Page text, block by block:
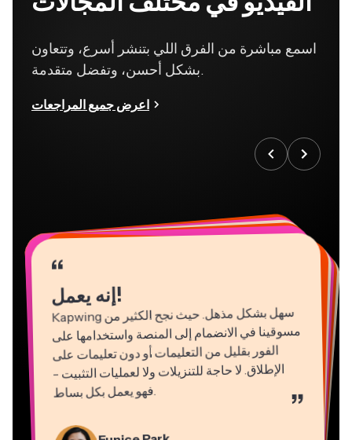
اسمع مباشرة من الفرق اللي بتنشر أسرع، وتتعاون
بشكل أحسن، وتفضل متقدمة.
اعرض جميع المراجعات
“
إنه يعمل!
Kapwing
سهل بشكل مذهل. حيث نجح الكثير من
مسوقينا في الانضمام إلى المنصة واستخدامها على
الفور بقليل من التعليمات أو دون تعليمات على
الإطلاق. لا حاجة للتنزيلات ولا لعمليات التثبيت -
فهو يعمل بكل بساط
. ”
“
“
شريك مدير في
“
Kerry-lee Farla
مدير المحتوى
“
Martin James
“
Natasha Ball
“